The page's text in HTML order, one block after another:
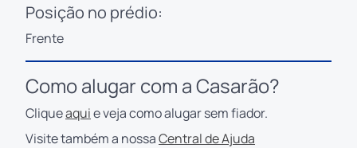
Posição no prédio:
Frente
Como alugar com a Casarão?
Cliqueaquie veja como alugar sem fiador.
Visite também a nossaCentral de Ajuda